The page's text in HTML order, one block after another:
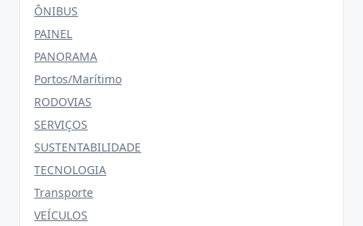
ÔNIBUS
PAINEL
PANORAMA
Portos/Marítimo
RODOVIAS
SERVIÇOS
SUSTENTABILIDADE
TECNOLOGIA
Transporte
VEÍCULOS